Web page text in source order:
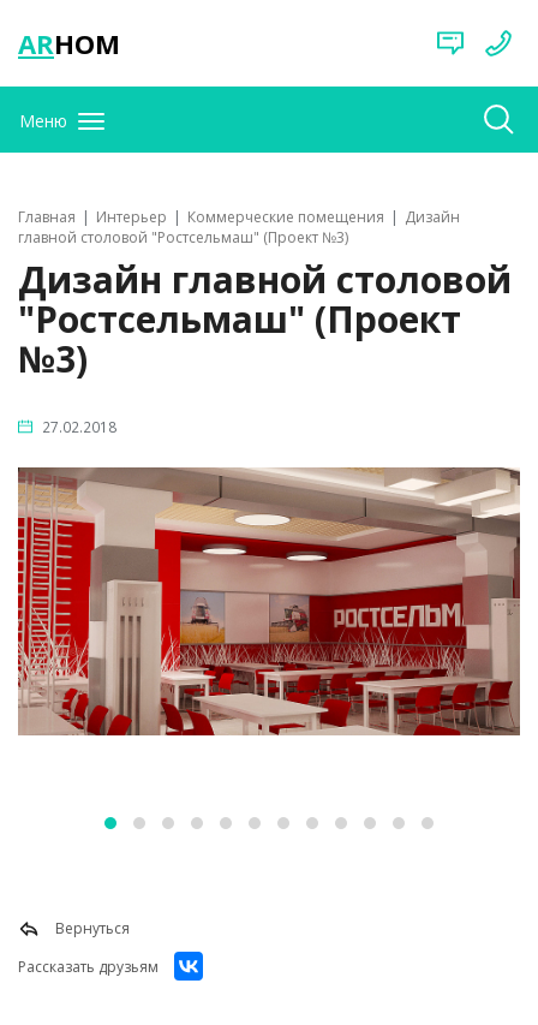
ARHOM
Меню
Главная Интерьер Коммерческие помещения
Дизайн
главной столовой "Ростсельмаш" (Проект №3)
Дизайн главной столовой
"Ростсельмаш" (Проект
№3)
27.02.2018
Вернуться
Рассказать друзьям